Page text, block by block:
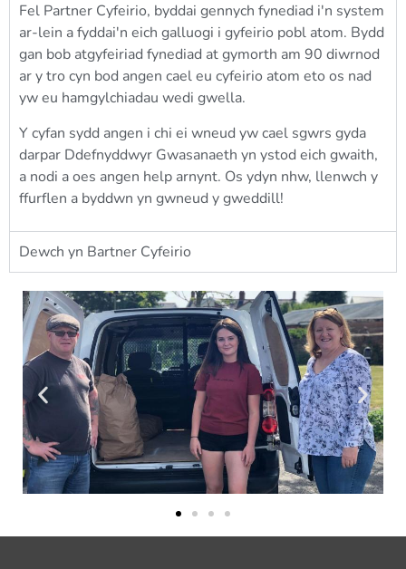
Fel Partner Cyfeirio, byddai gennych fynediad i'n system
ar-lein a fyddai'n eich galluogi i gyfeirio pobl atom. Bydd
gan bob atgyfeiriad fynediad at gymorth am 90 diwrnod
ar y tro cyn bod angen cael eu cyfeirio atom eto os nad
yw eu hamgylchiadau wedi gwella.
Y cyfan sydd angen i chi ei wneud yw cael sgwrs gyda
darpar Ddefnyddwyr Gwasanaeth yn ystod eich gwaith,
a nodi a oes angen help arnynt. Os ydyn nhw, llenwch y
ffurflen a byddwn yn gwneud y gweddill!
Dewch yn Bartner Cyfeirio